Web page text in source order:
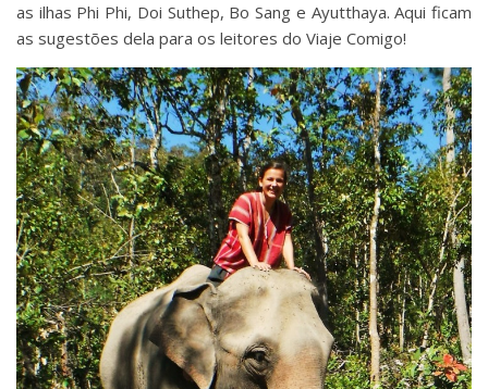
as ilhas Phi Phi, Doi Suthep, Bo Sang e Ayutthaya. Aqui ficam
as sugestões dela para os leitores do Viaje Comigo!